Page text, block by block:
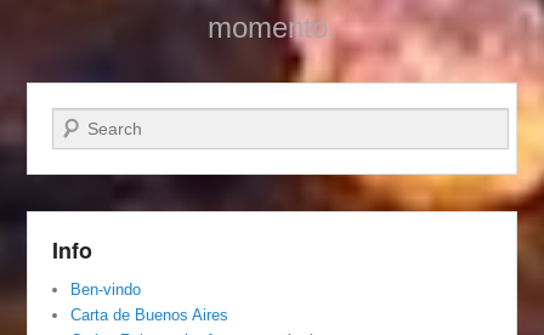
momento.
Pesquisar…
Info
Ben-vindo
Carta de Buenos Aires